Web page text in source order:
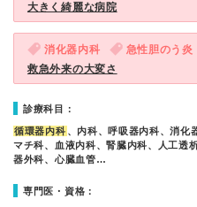
大きく綺麗な病院
消化器内科 急性胆のう炎
救急外来の大変さ
診療科目：
循環器内科 、内科、呼吸器内科、消化
マチ科、血液内科、腎臓内科、人工透
器外科、心臓血管…
専門医・資格：